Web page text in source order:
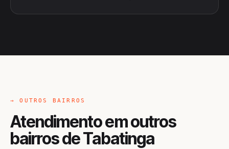
→ OUTROS BAIRROS
Atendimento em outros
bairros de Tabatinga